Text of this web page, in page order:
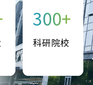
300+
科研院校